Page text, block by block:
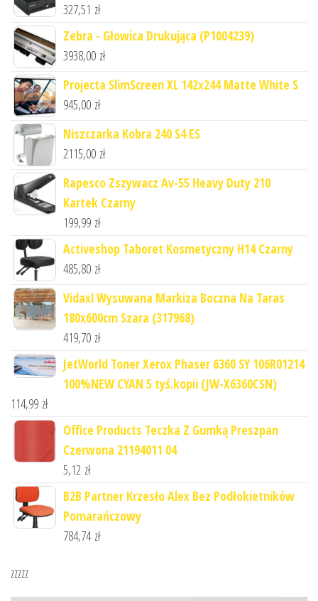
327,51 zł
Zebra - Głowica Drukująca (P1004239)
3938,00 zł
Projecta SlimScreen XL 142x244 Matte White S
945,00 zł
Niszczarka Kobra 240 S4 ES
2115,00 zł
Rapesco Zszywacz Av-55 Heavy Duty 210
Kartek Czarny
199,99 zł
Activeshop Taboret Kosmetyczny H14 Czarny
485,80 zł
Vidaxl Wysuwana Markiza Boczna Na Taras
180x600cm Szara (317968)
419,70 zł
JetWorld Toner Xerox Phaser 6360 SY 106R01214
100%NEW CYAN 5 tyś.kopii (JW-X6360CSN)
114,99 zł
Office Products Teczka Z Gumką Preszpan
Czerwona 21194011 04
5,12 zł
B2B Partner Krzesło Alex Bez Podłokietników
Pomarańczowy
784,74 zł
zzzzz